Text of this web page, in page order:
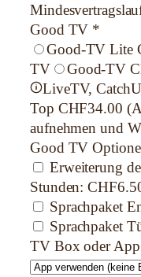
Good TV *
Good-TV Lite
TV
Good-TV
LiveTV,
Top CHF34.00
aufnehmen und
Good TV
Erweiterung
Stunden:
Sprachpaket
Sprachpaket
TV Box oder App